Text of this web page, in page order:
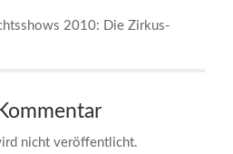
2010: Die Zirkus-
nicht veröffentlicht.